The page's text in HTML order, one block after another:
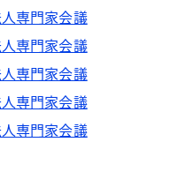
専門家会議
専門家会議
専門家会議
専門家会議
専門家会議